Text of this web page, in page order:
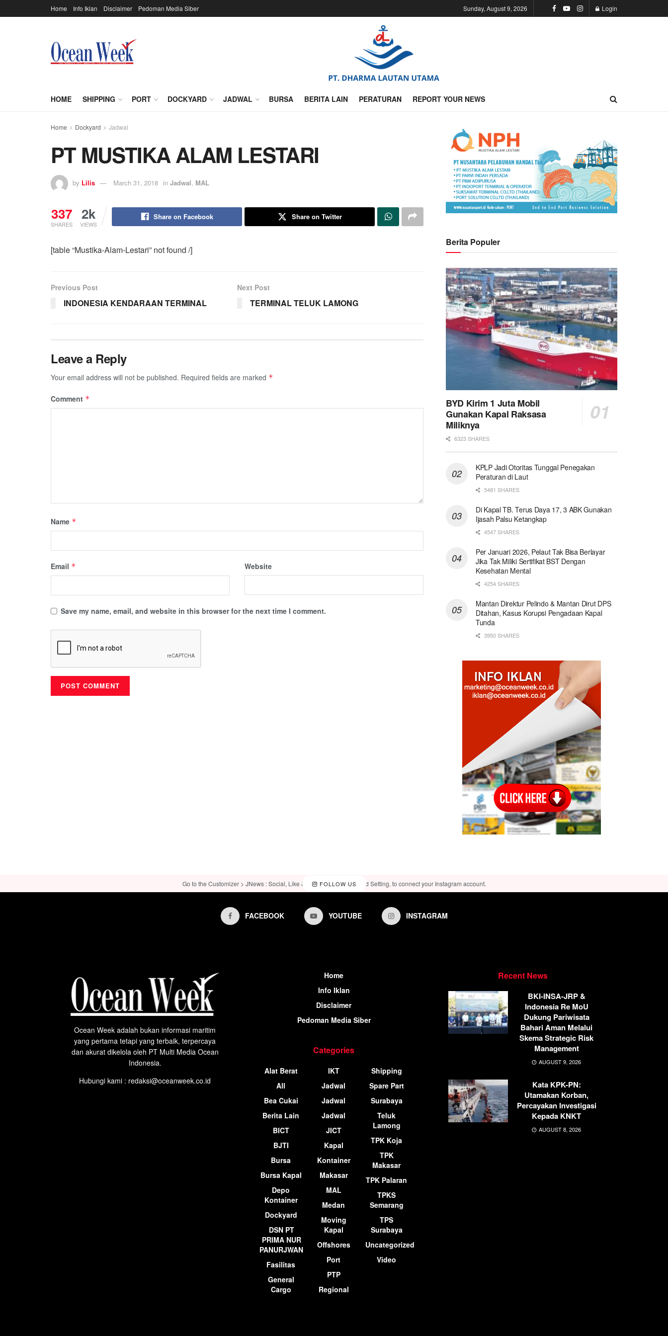
Home Info Iklan Disclaimer Pedoman Media Siber Sunday, August 9, 2026 Login
HOME SHIPPING PORT DOCKYARD JADWAL BURSA BERITA LAIN PERATURAN REPORT YOUR NEWS
Home Dockyard Jadwal
PT MUSTIKA ALAM LESTARI
by Lilis March 31, 2018 in Jadwal, MAL
337
SHARES
2k
VIEWS
Share on Facebook Share on Twitter
[table “Mustika-Alam-Lestari” not found /]
Previous Post
INDONESIA KENDARAAN TERMINAL
Next Post
TERMINAL TELUK LAMONG
Leave a Reply
Your email address will not be published. Required fields are marked *
Comment *
Name *
Email * Website
Save my name, email, and website in this browser for the next time I comment.
Berita Populer
BYD Kirim 1 Juta Mobil
Gunakan Kapal Raksasa
Miliknya
6323 SHARES
KPLP Jadi Otoritas Tunggal Penegakan
Peraturan di Laut
5481 SHARES
Di Kapal TB. Terus Daya 17, 3 ABK Gunakan
Ijasah Palsu Ketangkap
4547 SHARES
Per Januari 2026, Pelaut Tak Bisa Berlayar
Jika Tak Miliki Sertifikat BST Dengan
Kesehatan Mental
4254 SHARES
Mantan Direktur Pelindo & Mantan Dirut DPS
Ditahan, Kasus Korupsi Pengadaan Kapal
Tunda
3950 SHARES
FOLLOW US
Go to the Customizer > JNews : Social, Like & View > Instagram Feed Setting, to connect your Instagram account.
FACEBOOK YOUTUBE INSTAGRAM
Ocean Week adalah bukan informasi maritim
yang pertama tetapi yang terbaik, terpercaya
dan akurat dikelola oleh PT Multi Media Ocean
Indonesia.
Hubungi kami : redaksi@oceanweek.co.id
Home
Info Iklan
Disclaimer
Pedoman Media Siber
Categories
Alat Berat
All
Bea Cukai
Berita Lain
BICT
BJTI
Bursa
Bursa Kapal
Depo
Kontainer
Dockyard
DSN PT
PRIMA NUR
PANURJWAN
Fasilitas
General
Cargo
IKT
Jadwal
Jadwal
Jadwal
JICT
Kapal
Kontainer
Makasar
MAL
Medan
Moving
Kapal
Offshores
Port
PTP
Regional
Shipping
Spare Part
Surabaya
Teluk
Lamong
TPK Koja
TPK
Makasar
TPK Palaran
TPKS
Semarang
TPS
Surabaya
Uncategorized
Video
Recent News
BKI-INSA-JRP &
Indonesia Re MoU
Dukung Pariwisata
Bahari Aman Melalui
Skema Strategic Risk
Management
AUGUST 9, 2026
Kata KPK-PN:
Utamakan Korban,
Percayakan Investigasi
Kepada KNKT
AUGUST 8, 2026